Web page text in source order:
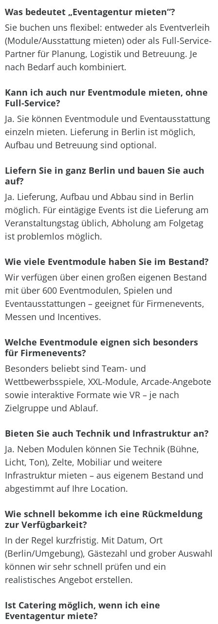
Was bedeutet „Eventagentur mieten“?
Sie buchen uns flexibel: entweder als Eventverleih
(Module/Ausstattung mieten) oder als Full-Service-
Partner für Planung, Logistik und Betreuung. Je
nach Bedarf auch kombiniert.
Kann ich auch nur Eventmodule mieten, ohne
Full-Service?
Ja. Sie können Eventmodule und Eventausstattung
einzeln mieten. Lieferung in Berlin ist möglich,
Aufbau und Betreuung sind optional.
Liefern Sie in ganz Berlin und bauen Sie auch
auf?
Ja. Lieferung, Aufbau und Abbau sind in Berlin
möglich. Für eintägige Events ist die Lieferung am
Veranstaltungstag üblich, Abholung am Folgetag
ist problemlos möglich.
Wie viele Eventmodule haben Sie im Bestand?
Wir verfügen über einen großen eigenen Bestand
mit über 600 Eventmodulen, Spielen und
Eventausstattungen – geeignet für Firmenevents,
Messen und Incentives.
Welche Eventmodule eignen sich besonders
für Firmenevents?
Besonders beliebt sind Team- und
Wettbewerbsspiele, XXL-Module, Arcade-Angebote
sowie interaktive Formate wie VR – je nach
Zielgruppe und Ablauf.
Bieten Sie auch Technik und Infrastruktur an?
Ja. Neben Modulen können Sie Technik (Bühne,
Licht, Ton), Zelte, Mobiliar und weitere
Infrastruktur mieten – aus eigenem Bestand und
abgestimmt auf Ihre Location.
Wie schnell bekomme ich eine Rückmeldung
zur Verfügbarkeit?
In der Regel kurzfristig. Mit Datum, Ort
(Berlin/Umgebung), Gästezahl und grober Auswahl
können wir sehr schnell prüfen und ein
realistisches Angebot erstellen.
Ist Catering möglich, wenn ich eine
Eventagentur miete?